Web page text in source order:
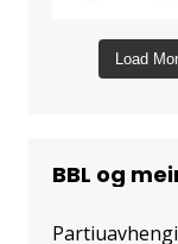
Load
BBL og